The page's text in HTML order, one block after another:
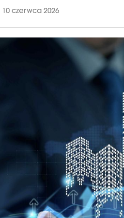
10 czerwca 2026